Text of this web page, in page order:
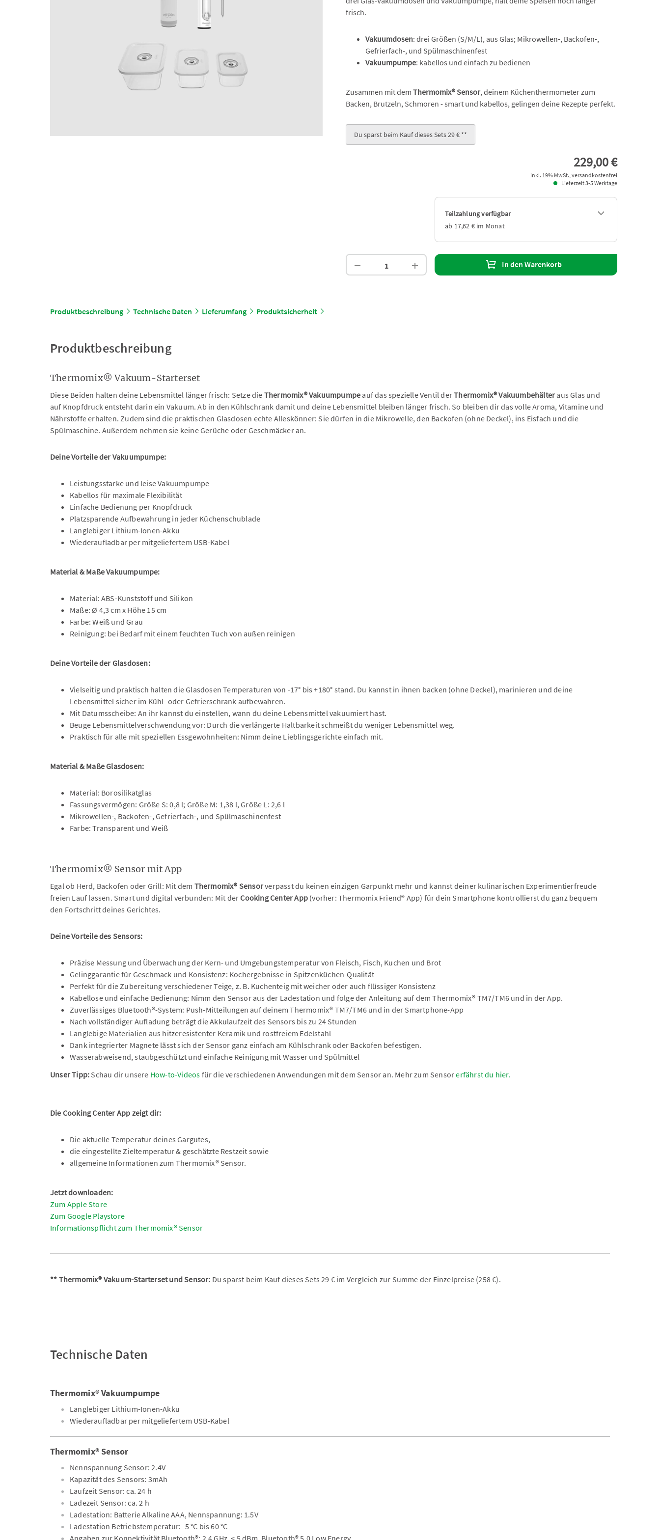
frisch.
Vakuumdosen: drei Größen (S/M/L), aus Glas; Mikrowellen-, Backofen-,
Gefrierfach-, und Spülmaschinenfest
Vakuumpumpe: kabellos und einfach zu bedienen
Zusammen mit dem Thermomix® Sensor, deinem Küchenthermometer zum
Backen, Brutzeln, Schmoren - smart und kabellos, gelingen deine Rezepte perfekt.
Du sparst beim Kauf dieses Sets 29 € **
229,00 €
inkl. 19% MwSt., versandkostenfrei
Lieferzeit 3-5 Werktage
Teilzahlung verfügbar
ab 17,62 € im Monat
In den Warenkorb
Produktbeschreibung Technische Daten Lieferumfang Produktsicherheit
Produktbeschreibung
Thermomix® Vakuum-Starterset
Diese Beiden halten deine Lebensmittel länger frisch: Setze die Thermomix® Vakuumpumpe auf das spezielle Ventil derThermomix® Vakuumbehälter aus Glas und
auf Knopfdruck entsteht darin ein Vakuum. Ab in den Kühlschrank damit und deine Lebensmittel bleiben länger frisch. So bleiben dir das volle Aroma, Vitamine und
Nährstoffe erhalten. Zudem sind die praktischen Glasdosen echte Alleskönner: Sie dürfen in die Mikrowelle, den Backofen (ohne Deckel), ins Eisfach und die
Spülmaschine. Außerdem nehmen sie keine Gerüche oder Geschmäcker an.
Deine Vorteile der Vakuumpumpe:
Leistungsstarke und leise Vakuumpumpe
Kabellos für maximale Flexibilität
Einfache Bedienung per Knopfdruck
Platzsparende Aufbewahrung in jeder Küchenschublade
Langlebiger Lithium-Ionen-Akku
Wiederaufladbar per mitgeliefertem USB-Kabel
Material & Maße Vakuumpumpe:
Material: ABS-Kunststoff und Silikon
Maße: Ø 4,3 cm x Höhe 15 cm
Farbe: Weiß und Grau
Reinigung: bei Bedarf mit einem feuchten Tuch von außen reinigen
Deine Vorteile der Glasdosen:
Vielseitig und praktisch halten die Glasdosen Temperaturen von -17° bis +180° stand. Du kannst in ihnen backen (ohne Deckel), marinieren und deine
Lebensmittel sicher im Kühl- oder Gefrierschrank aufbewahren.
Mit Datumsscheibe: An ihr kannst du einstellen, wann du deine Lebensmittel vakuumiert hast.
Beuge Lebensmittelverschwendung vor: Durch die verlängerte Haltbarkeit schmeißt du weniger Lebensmittel weg.
Praktisch für alle mit speziellen Essgewohnheiten: Nimm deine Lieblingsgerichte einfach mit.
Material & Maße Glasdosen:
Material: Borosilikatglas
Fassungsvermögen: Größe S: 0,8 l; Größe M: 1,38 l, Größe L: 2,6 l
Mikrowellen-, Backofen-, Gefrierfach-, und Spülmaschinenfest
Farbe: Transparent und Weiß
Thermomix® Sensor mit App
Egal ob Herd, Backofen oder Grill: Mit dem Thermomix® Sensorverpasst du keinen einzigen Garpunkt mehr und kannst deiner kulinarischen Experimentierfreude
freien Lauf lassen. Smart und digital verbunden: Mit derCooking Center App (vorher: Thermomix Friend® App) für dein Smartphone kontrollierst du ganz bequem
den Fortschritt deines Gerichtes.
Deine Vorteile des Sensors:
Präzise Messung und Überwachung der Kern- und Umgebungstemperatur von Fleisch, Fisch, Kuchen und Brot
Gelinggarantie für Geschmack und Konsistenz: Kochergebnisse in Spitzenküchen-Qualität
Perfekt für die Zubereitung verschiedener Teige, z. B. Kuchenteig mit weicher oder auch flüssiger Konsistenz
Kabellose und einfache Bedienung: Nimm den Sensor aus der Ladestation und folge der Anleitung auf dem Thermomix® TM7/TM6 und in der App.
Zuverlässiges Bluetooth®-System: Push-Mitteilungen auf deinem Thermomix® TM7/TM6 und in der Smartphone-App
Nach vollständiger Aufladung beträgt die Akkulaufzeit des Sensors bis zu 24 Stunden
Langlebige Materialien aus hitzeresistenter Keramik und rostfreiem Edelstahl
Dank integrierter Magnete lässt sich der Sensor ganz einfach am Kühlschrank oder Backofen befestigen.
Wasserabweisend, staubgeschützt und einfache Reinigung mit Wasser und Spülmittel
Unser Tipp: Schau dir unsere How-to-Videos für die verschiedenen Anwendungen mit dem Sensor an. Mehr zum Sensorerfährst du hier.
Die Cooking Center App zeigt dir:
Die aktuelle Temperatur deines Gargutes,
die eingestellte Zieltemperatur & geschätzte Restzeit sowie
allgemeine Informationen zum Thermomix® Sensor.
Jetzt downloaden:
Zum Apple Store
Zum Google Playstore
Informationspflicht zum Thermomix® Sensor
** Thermomix® Vakuum-Starterset und Sensor: Du sparst beim Kauf dieses Sets 29 € im Vergleich zur Summe der Einzelpreise (258 €).
Technische Daten
Thermomix® Vakuumpumpe
Langlebiger Lithium-Ionen-Akku
Wiederaufladbar per mitgeliefertem USB-Kabel
Thermomix® Sensor
Nennspannung Sensor: 2.4V
Kapazität des Sensors: 3mAh
Laufzeit Sensor: ca. 24 h
Ladezeit Sensor: ca. 2 h
Ladestation: Batterie Alkaline AAA, Nennspannung: 1.5V
Ladestation Betriebstemperatur: -5 °C bis 60 °C
Angaben zur Konnektivität Bluetooth®: 2,4 GHz, < 5 dBm, Bluetooth® 5.0 Low Energy